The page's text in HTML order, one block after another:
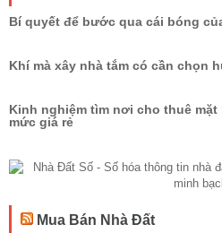
Bí quyết để bước qua cái bóng
Khí mà xây nhà tắm có cần chọn
Kinh nghiệm tìm nơi cho thuê
mức giá rẻ
Mua Bán Nhà Đất